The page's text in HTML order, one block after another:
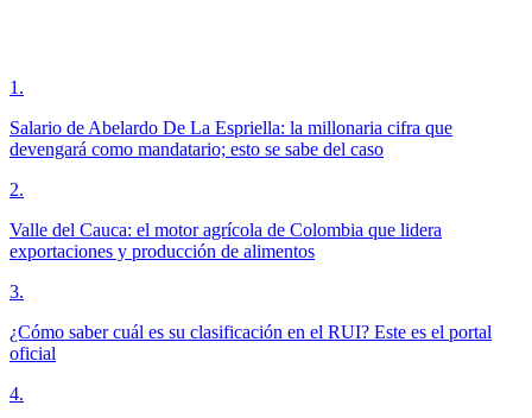
1 .
Salario de Abelardo De La Espriella: la millonaria cifra que
devengará como mandatario; esto se sabe del caso
2.
Valle del Cauca: el motor agrícola de Colombia que lidera
exportaciones y producción de alimentos
3.
¿Cómo saber cuál es su clasificación en el RUI? Este es el portal
oficial
4.